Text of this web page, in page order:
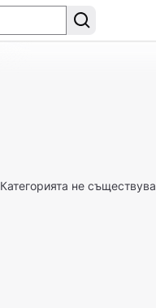
Категорията не съществува